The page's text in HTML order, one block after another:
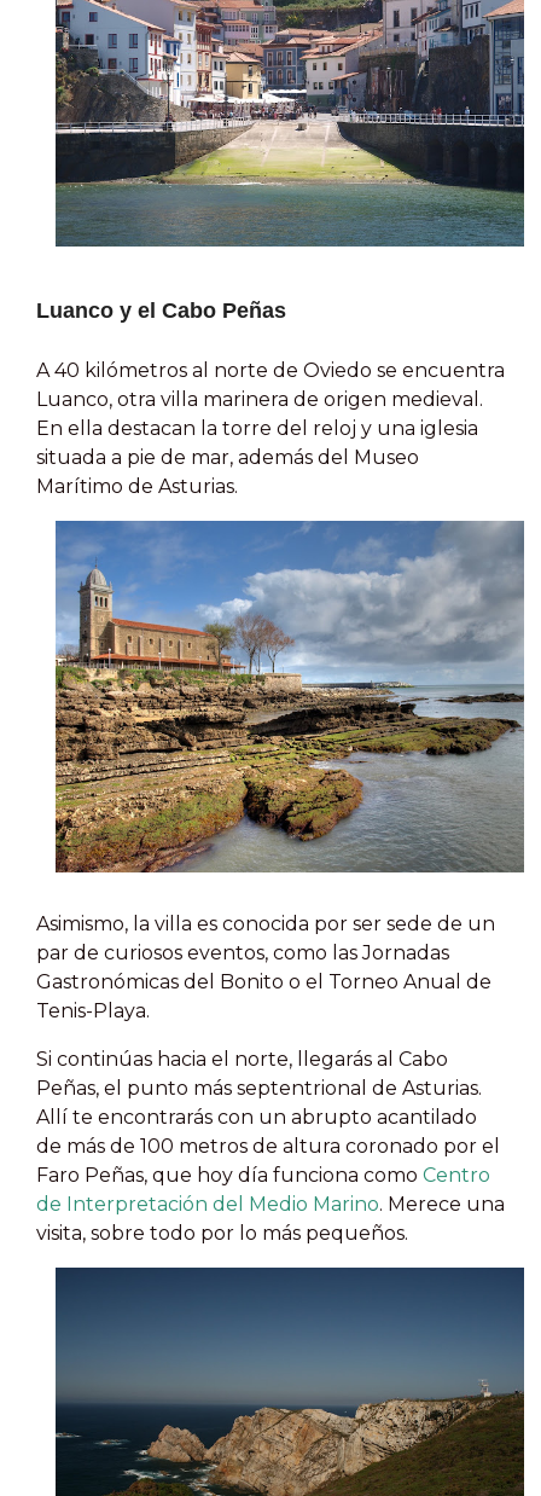
Luanco y el Cabo Peñas
A 40 kilómetros al norte de Oviedo se encuentra
Luanco, otra villa marinera de origen medieval.
En ella destacan la torre del reloj y una iglesia
situada a pie de mar, además del Museo
Marítimo de Asturias.
Asimismo, la villa es conocida por ser sede de un
par de curiosos eventos, como las Jornadas
Gastronómicas del Bonito o el Torneo Anual de
Tenis-Playa.
Si continúas hacia el norte, llegarás al Cabo
Peñas, el punto más septentrional de Asturias.
Allí te encontrarás con un abrupto acantilado
de más de 100 metros de altura coronado por el
Faro Peñas, que hoy día funciona como Centro
de Interpretación del Medio Marino. Merece una
visita, sobre todo por lo más pequeños.